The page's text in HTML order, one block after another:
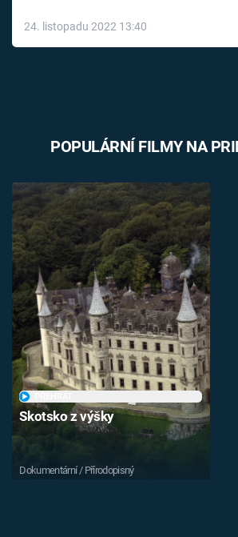
24. listopadu 2022 13:40
POPULÁRNÍ FILMY NA
Skotsko z výšky
Dokumentární / Přírodopisný